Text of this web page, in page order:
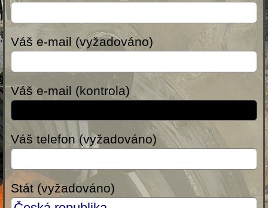
Váš e-mail (vyžadováno)
Váš e-mail (kontrola)
Váš telefon (vyžadováno)
Stát (vyžadováno)